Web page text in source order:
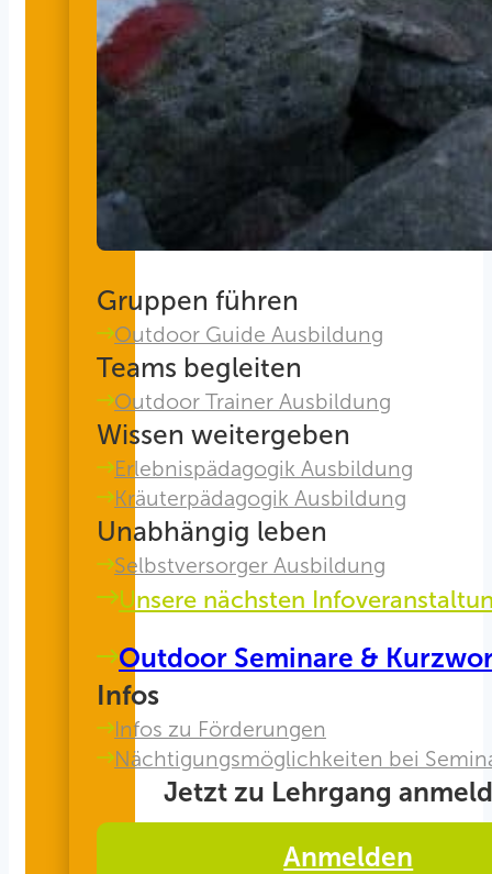
Gruppen führen
Outdoor Guide Ausbildung
Teams begleiten
Outdoor Trainer Ausbildung
Wissen weitergeben
Erlebnispädagogik Ausbildung
Kräuterpädagogik Ausbildung
Unabhängig leben
Selbstversorger Ausbildung
Unsere nächsten
Outdoor Seminare &
Infos
Infos zu Förderungen
Nächtigungsmöglichkeiten bei
Jetzt zu Lehrgang
Anmelden